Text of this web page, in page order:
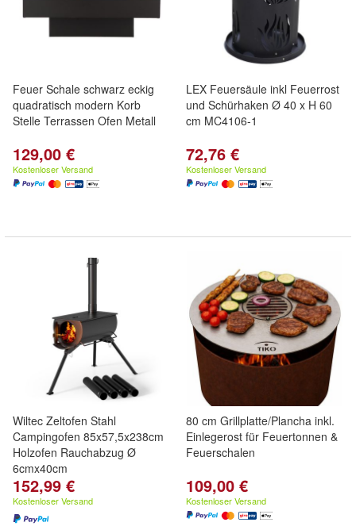
Feuer Schale schwarz eckig
quadratisch modern Korb
Stelle Terrassen Ofen Metall
129,00 €
Kostenloser Versand
LEX Feuersäule inkl Feuerrost
und Schürhaken Ø 40 x H 60
cm MC4106-1
72,76 €
Kostenloser Versand
Wiltec Zeltofen Stahl
Campingofen 85x57,5x238cm
Holzofen Rauchabzug Ø
6cmx40cm
152,99 €
Kostenloser Versand
80 cm Grillplatte/Plancha inkl.
Einlegerost für Feuertonnen &
Feuerschalen
109,00 €
Kostenloser Versand